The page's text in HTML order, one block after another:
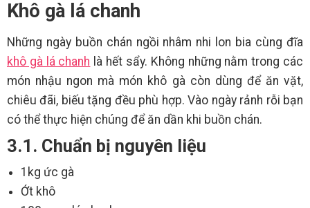
Khô gà lá chanh
Những ngày buồn chán ngồi nhâm nhi lon bia cùng đĩa
khô gà lá chanh là hết sẩy. Không những nằm trong các
món nhậu ngon mà món khô gà còn dùng để ăn vặt,
chiêu đãi, biếu tặng đều phù hợp. Vào ngày rảnh rỗi bạn
có thể thực hiện chúng để ăn dần khi buồn chán.
3.1. Chuẩn bị nguyên liệu
1kg ức gà
Ớt khô